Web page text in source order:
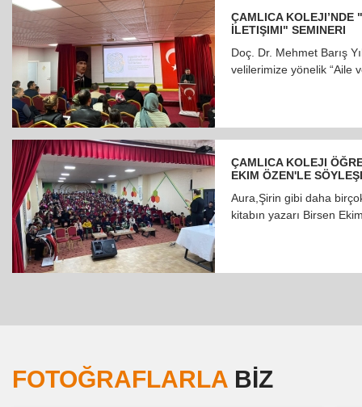
ÇAMLICA KOLEJI’NDE
İLETIŞIMI" SEMINERI
Doç. Dr. Mehmet Barış
velilerimize yönelik “Aile
ÇAMLICA KOLEJI
EKIM ÖZEN'LE
Aura,Şirin gibi daha
kitabın yazarı Birsen
FOTOĞRAFLARLA BIZ